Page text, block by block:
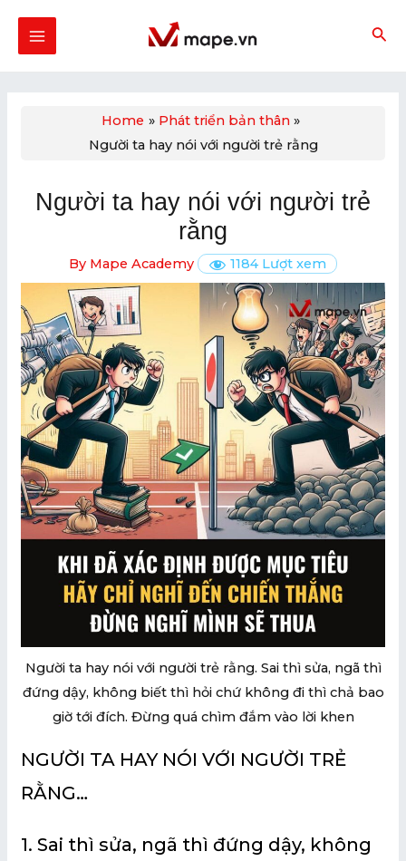
content
MAIN
MENU
Home
Phát triển bản thân
Người ta hay nói với người trẻ rằng
Người ta hay nói với người trẻ
rằng
By Mape Academy 1184 Lượt xem
Người ta hay nói với người trẻ rằng. Sai thì sửa, ngã thì
đứng dậy, không biết thì hỏi chứ không đi thì chả bao
giờ tới đích. Đừng quá chìm đắm vào lời khen
NGƯỜI TA HAY NÓI VỚI NGƯỜI TRẺ
RẰNG…
1. Sai thì sửa, ngã thì đứng dậy, không
navigation